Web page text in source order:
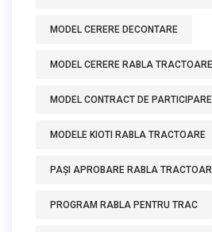
MODEL CERERE DECONTARE
MODEL CERERE RABLA TRACTOARE
MODEL CONTRACT DE PARTICIPARE
MODELE KIOTI RABLA TRACTOARE
PAȘI APROBARE RABLA
PROGRAM RABLA PENTRU TRAC